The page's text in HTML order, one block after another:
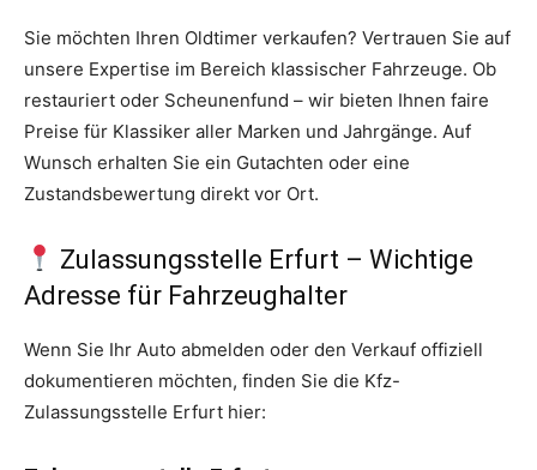
Sie möchten Ihren Oldtimer verkaufen? Vertrauen Sie auf
unsere Expertise im Bereich klassischer Fahrzeuge. Ob
restauriert oder Scheunenfund – wir bieten Ihnen faire
Preise für Klassiker aller Marken und Jahrgänge. Auf
Wunsch erhalten Sie ein Gutachten oder eine
Zustandsbewertung direkt vor Ort.
Zulassungsstelle Erfurt – Wichtige
Adresse für Fahrzeughalter
Wenn Sie Ihr Auto abmelden oder den Verkauf offiziell
dokumentieren möchten, finden Sie die Kfz-
Zulassungsstelle Erfurt hier: